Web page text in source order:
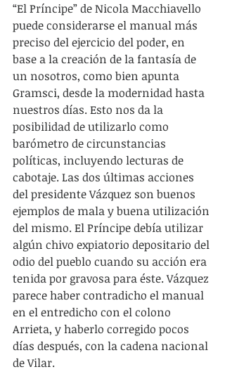
“El Príncipe” de Nicola Macchiavello
puede considerarse el manual más
preciso del ejercicio del poder, en
base a la creación de la fantasía de
un nosotros, como bien apunta
Gramsci, desde la modernidad hasta
nuestros días. Esto nos da la
posibilidad de utilizarlo como
barómetro de circunstancias
políticas, incluyendo lecturas de
cabotaje. Las dos últimas acciones
del presidente Vázquez son buenos
ejemplos de mala y buena utilización
del mismo. El Príncipe debía utilizar
algún chivo expiatorio depositario del
odio del pueblo cuando su acción era
tenida por gravosa para éste. Vázquez
parece haber contradicho el manual
en el entredicho con el colono
Arrieta, y haberlo corregido pocos
días después, con la cadena nacional
de Vilar.